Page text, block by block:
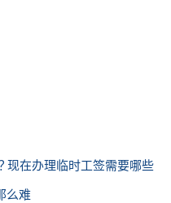
现在办理临时工签需要哪些
么难